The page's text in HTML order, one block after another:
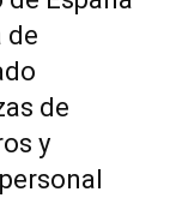
de
de
y